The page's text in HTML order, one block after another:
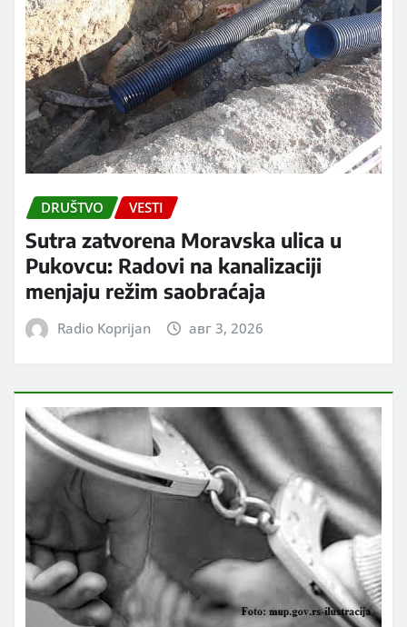
DRUŠTVO VESTI
Sutra zatvorena Moravska ulica u
Pukovcu: Radovi na kanalizaciji
menjaju režim saobraćaja
Radio Koprijan авг 3, 2026